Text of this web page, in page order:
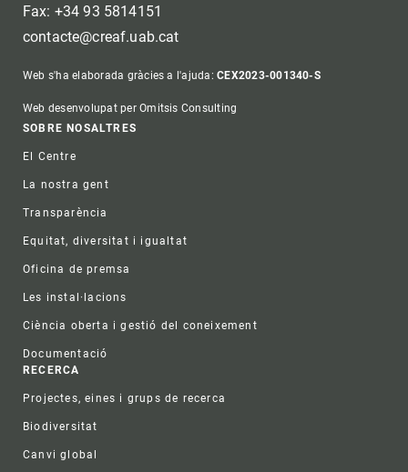
Fax: +34 93 5814151
contacte@creaf.uab.cat
Web s'ha elaborada gràcies a l'ajuda:CEX2023-001340-S
Web desenvolupat per Omitsis Consulting
Footer
SOBRE NOSALTRES
El Centre
La nostra gent
Transparència
Equitat, diversitat i igualtat
Oficina de premsa
Les instal·lacions
Ciència oberta i gestió del coneixement
Documentació
RECERCA
Projectes, eines i grups de recerca
Biodiversitat
Canvi global